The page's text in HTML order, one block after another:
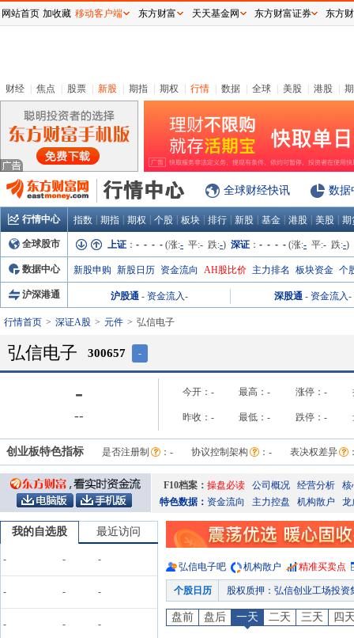
财经 焦点 股票 新股 期指 期权 行情 数据 全球 美股 港股
全球财经快讯 数据
行情中心 指数 期指 期权 个股 板块 排行 新股 基金 港股 美股 期
全球股市 上证 ： - - - - (涨:- 平:- 跌:-) 深证 ： - - - - (涨:- 平:- 跌:-)
数据中心 新股申购 新股日历 资金流向 AH股比价 主力排名 板块资金 个
沪深港通 沪股通 - 资金流入- 深股通 - 资金流入-
行情首页 深证A股 元件 弘信电子
弘信电子 300657 -
-
--
今开： - 最高： - 涨停： -
昨收： - 最低： - 跌停： -
创业板特色指标 是否注册制 ： - 协议控制架构 ： - 表决权差异
F10档案： 操盘必读 公司概况 经营分析
核
特色数据： 资金流向 主力控盘 机构散户 龙
我的自选股 最近访问
- - -
- - -
- - -
弘信电子吧 机构散户 精准买卖点
个股日历 股权质押 ： 弘信创业工场投资集团股份有限公司自
股权质押：截止2026年07月31
：
盘前 盘后 一天 二天 三天 四
网站首页 加收藏 移动客户端 东方财富 天天基金网 东方财富证券 东方